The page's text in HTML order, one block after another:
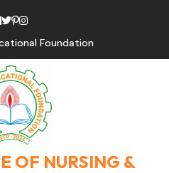
Foundation
OF NURSING &